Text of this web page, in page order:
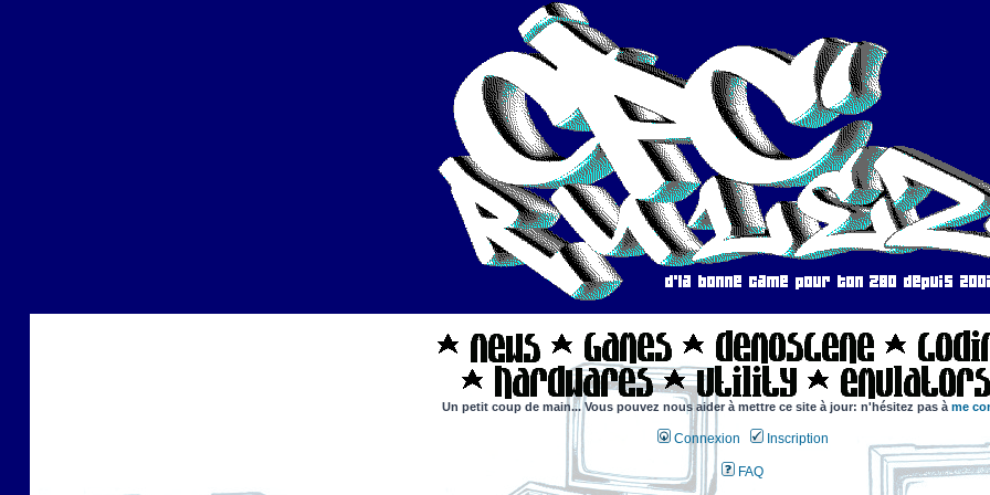
Un petit coup de main... Vous pouvez nous aider à mettre ce site à jour: n'hésitez pas à me
Connexion Inscription
FAQ